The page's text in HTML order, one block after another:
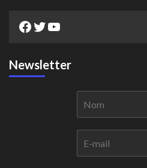
Facebook
Twitter
YouTube
Newsletter